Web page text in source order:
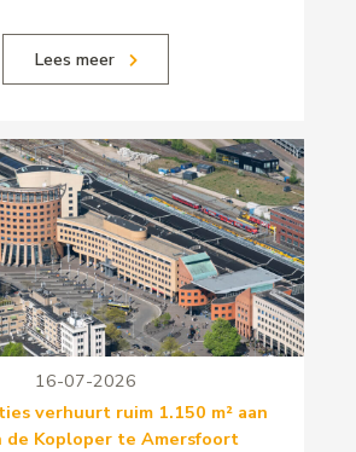
Lees meer
16-07-2026
verhuurt ruim 1.150 m² aan
de Koploper te Amersfoort